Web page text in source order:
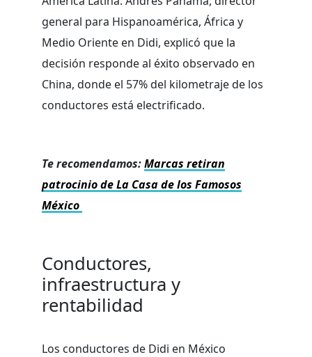
general para Hispanoamérica, África y
Medio Oriente en Didi, explicó que la
decisión responde al éxito observado en
China, donde el 57% del kilometraje de los
conductores está electrificado.
Te recomendamos:Marcas retiran
patrocinio de La Casa de los Famosos
México
Conductores,
infraestructura y
rentabilidad
Los conductores de Didi en México